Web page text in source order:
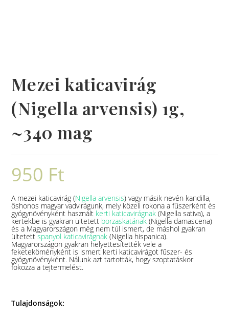
Mezei katicavirág
(Nigella arvensis) 1g,
~340 mag
950 Ft
A mezei katicavirág (Nigella arvensis) vagy másik nevén kandilla,
őshonos magyar vadvirágunk, mely közeli rokona a fűszerként és
gyógynövényként használt kerti katicavirágnak (Nigella sativa), a
kertekbe is gyakran ültetett borzaskatának (Nigella damascena)
és a Magyarországon még nem túl ismert, de máshol gyakran
ültetettspanyol katicavirágnak (Nigella hispanica).
Magyarországon gyakran helyettesítették vele a
feketeköményként is ismert kerti katicavirágot fűszer- és
gyógynövényként. Nálunk azt tartották, hogy szoptatáskor
fokozza a tejtermelést.
Tulajdonságok: